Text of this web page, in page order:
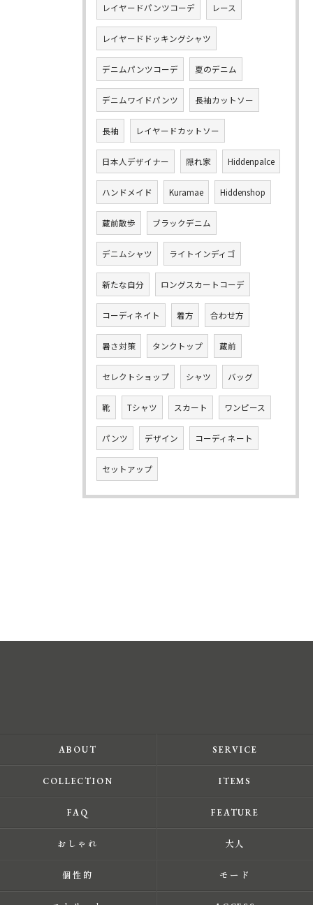
レイヤードパンツコーデ レース
レイヤードドッキングシャツ
デニムパンツコーデ 夏のデニム
デニムワイドパンツ 長袖カットソー
長袖 レイヤードカットソー
日本人デザイナー 隠れ家 Hiddenpalce
ハンドメイド Kuramae Hiddenshop
蔵前散歩 ブラックデニム
デニムシャツ ライトインディゴ
新たな自分 ロングスカートコーデ
コーディネイト 着方 合わせ方
暑さ対策 タンクトップ 蔵前
セレクトショップ シャツ バッグ
靴 Tシャツ スカート ワンピース
パンツ デザイン コーディネート
セットアップ
ABOUT SERVICE
COLLECTION ITEMS
FAQ FEATURE
おしゃれ 大人
個性的 モード